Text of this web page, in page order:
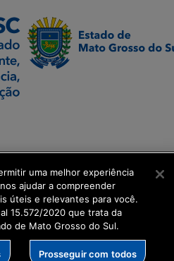
uma melhor experiência
ajudar a compreender
úteis e relevantes para você.
15.572/2020 que trata da
de Mato Grosso do Sul.
Prosseguir com todos